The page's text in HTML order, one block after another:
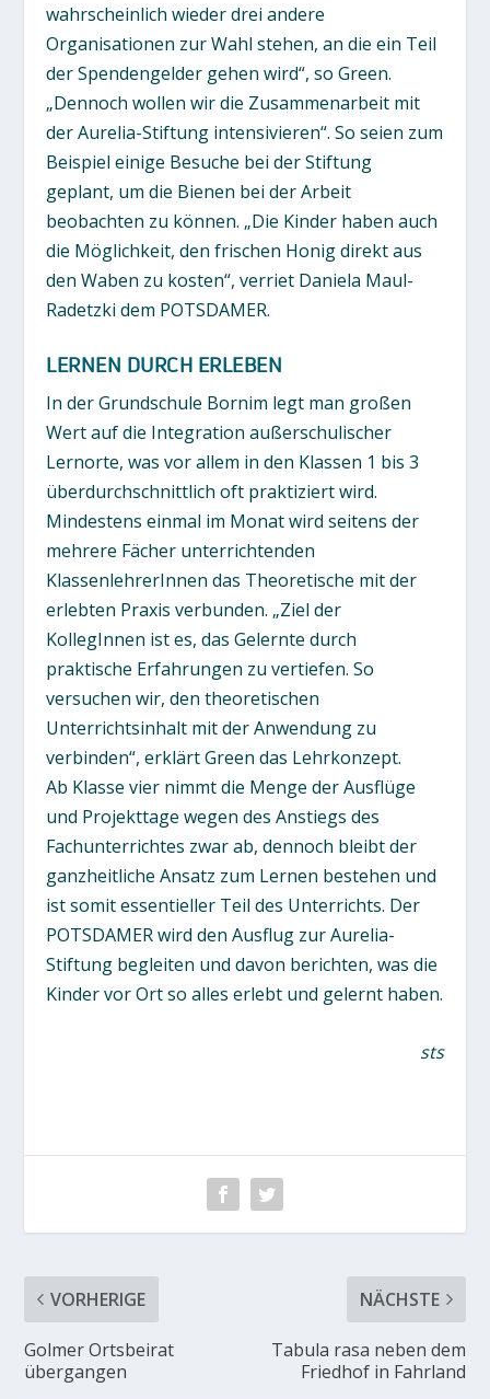
wahrscheinlich wieder drei andere
Organisationen zur Wahl stehen, an die ein Teil
der Spendengelder gehen wird“, so Green.
„Dennoch wollen wir die Zusammenarbeit mit
der Aurelia-Stiftung intensivieren“. So seien zum
Beispiel einige Besuche bei der Stiftung
geplant, um die Bienen bei der Arbeit
beobachten zu können. „Die Kinder haben auch
die Möglichkeit, den frischen Honig direkt aus
den Waben zu kosten“, verriet Daniela Maul-
Radetzki dem POTSDAMER.
LERNEN DURCH ERLEBEN
In der Grundschule Bornim legt man großen
Wert auf die Integration außerschulischer
Lernorte, was vor allem in den Klassen 1 bis 3
überdurchschnittlich oft praktiziert wird.
Mindestens einmal im Monat wird seitens der
mehrere Fächer unterrichtenden
KlassenlehrerInnen das Theoretische mit der
erlebten Praxis verbunden. „Ziel der
KollegInnen ist es, das Gelernte durch
praktische Erfahrungen zu vertiefen. So
versuchen wir, den theoretischen
Unterrichtsinhalt mit der Anwendung zu
verbinden“, erklärt Green das Lehrkonzept.
Ab Klasse vier nimmt die Menge der Ausflüge
und Projekttage wegen des Anstiegs des
Fachunterrichtes zwar ab, dennoch bleibt der
ganzheitliche Ansatz zum Lernen bestehen und
ist somit essentieller Teil des Unterrichts. Der
POTSDAMER wird den Ausflug zur Aurelia-
Stiftung begleiten und davon berichten, was die
Kinder vor Ort so alles erlebt und gelernt haben.
sts
VORHERIGE
Golmer Ortsbeirat
übergangen
NÄCHSTE
Tabula rasa neben dem
Friedhof in Fahrland